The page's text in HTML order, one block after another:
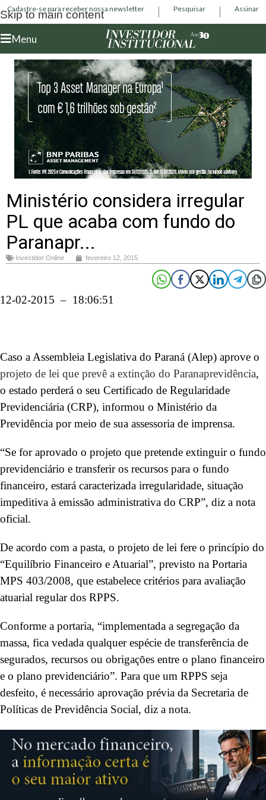
Skip to main content
Cadastre-se para receber nossa newsletter Pesquisar Assinar
Menu
Ministério considera irregular
PL que acaba com fundo do
Paranapr...
Investidor Online fevereiro 12, 2015
12-02-2015 – 18:06:51
Caso a Assembleia Legislativa do Paraná (Alep) aprove o
projeto de lei que prevê a extinção do Paranaprevidência,
o estado perderá o seu Certificado de Regularidade
Previdenciária (CRP), informou o Ministério da
Previdência por meio de sua assessoria de imprensa.
“Se for aprovado o projeto que pretende extinguir o fundo
previdenciário e transferir os recursos para o fundo
financeiro, estará caracterizada irregularidade, situação
impeditiva à emissão administrativa do CRP”, diz a nota
oficial.
De acordo com a pasta, o projeto de lei fere o princípio do
“Equilíbrio Financeiro e Atuarial”, previsto na Portaria
MPS 403/2008, que estabelece critérios para avaliação
atuarial regular dos RPPS.
Conforme a portaria, “implementada a segregação da
massa, fica vedada qualquer espécie de transferência de
segurados, recursos ou obrigações entre o plano financeiro
e o plano previdenciário”. Para que um RPPS seja
desfeito, é necessário aprovação prévia da Secretaria de
Políticas de Previdência Social, diz a nota.